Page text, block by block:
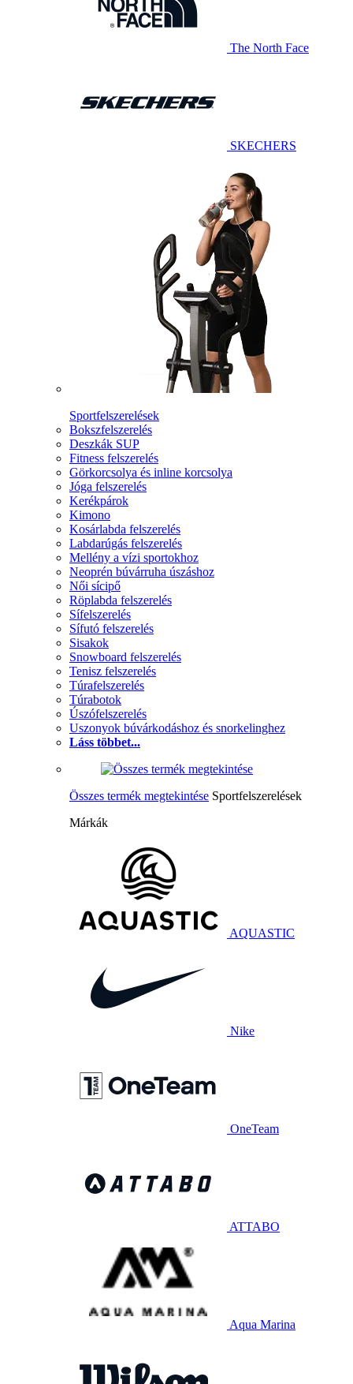
The North Face
SKECHERS
Sportfelszerelések
Bokszfelszerelés
Deszkák SUP
Fitness felszerelés
Görkorcsolya és inline korcsolya
Jóga felszerelés
Kerékpárok
Kimono
Kosárlabda felszerelés
Labdarúgás felszerelés
Mellény a vízi sportokhoz
Neoprén búvárruha úszáshoz
Női sícipő
Röplabda felszerelés
Sífelszerelés
Sífutó felszerelés
Sisakok
Snowboard felszerelés
Tenisz felszerelés
Túrafelszerelés
Túrabotok
Úszófelszerelés
Uszonyok búvárkodáshoz és snorkelinghez
Láss többet...
Összes termék megtekintése Sportfelszerelések
Márkák
AQUASTIC
Nike
OneTeam
ATTABO
Aqua Marina